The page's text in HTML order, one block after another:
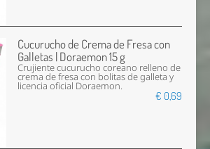
Cucurucho de Crema de Fresa con
Galletas | Doraemon 15 g
Crujiente cucurucho coreano relleno de
crema de fresa con bolitas de galleta y
licencia oficial Doraemon.
€ 0,69